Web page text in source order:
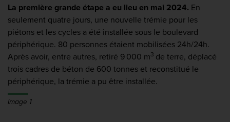
La première grande étape a eu lieu en mai 2024. En
seulement quatre jours, une nouvelle trémie pour les
piétons et les cycles a été installée sous le boulevard
périphérique. 80 personnes étaient mobilisées 24h/24h.
Après avoir, entre autres, retiré 9 000 m3 de terre, déplacé
trois cadres de béton de 600 tonnes et reconstitué le
périphérique, la trémie a pu être installée.
Image 1